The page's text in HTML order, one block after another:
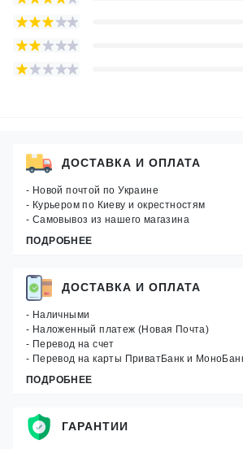
ДОСТАВКА И ОПЛАТА
- Новой почтой по Украине
- Курьером по Киеву и окрестностям
- Самовывоз из нашего магазина
ПОДРОБНЕЕ
ДОСТАВКА И ОПЛАТА
- Наличными
- Наложенный платеж (Новая Почта)
- Перевод на счет
- Перевод на карты ПриватБанк и
ПОДРОБНЕЕ
ГАРАНТИИ